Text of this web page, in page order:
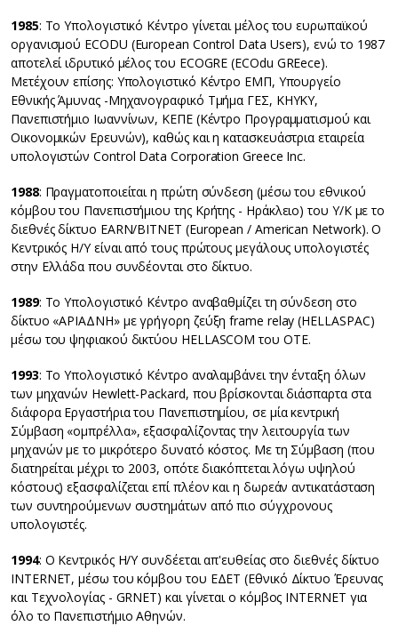
1985: Το Υπολογιστικό Κέντρο γίνεται μέλος του ευρωπαϊκού
οργανισμού ECODU (European Control Data Users), ενώ το 1987
αποτελεί ιδρυτικό μέλος του ECOGRE (ECOdu GREece).
Μετέχουν επίσης: Υπολογιστικό Κέντρο ΕΜΠ, Υπουργείο
Εθνικής Άμυνας -Μηχανογραφικό Τμήμα ΓΕΣ, ΚΗΥΚΥ,
Πανεπιστήμιο Ιωαννίνων, ΚΕΠΕ (Κέντρο Προγραμματισμού και
Οικονομικών Ερευνών), καθώς και η κατασκευάστρια εταιρεία
υπολογιστών Control Data Corporation Greece Inc.
1988: Πραγματοποιείται η πρώτη σύνδεση (μέσω του εθνικού
κόμβου του Πανεπιστήμιου της Κρήτης - Ηράκλειο) του Υ/Κ με το
διεθνές δίκτυο EARN/BITNET (European / American Network). Ο
Κεντρικός Η/Υ είναι από τους πρώτους μεγάλους υπολογιστές
στην Ελλάδα που συνδέονται στο δίκτυο.
1989: Το Υπολογιστικό Κέντρο αναβαθμίζει τη σύνδεση στο
δίκτυο «ΑΡΙΑΔΝΗ» με γρήγορη ζεύξη frame relay (HELLASPAC)
μέσω του ψηφιακού δικτύου HELLASCOM του ΟΤΕ.
1993: Το Υπολογιστικό Κέντρο αναλαμβάνει την ένταξη όλων
των μηχανών Hewlett-Packard, που βρίσκονται διάσπαρτα στα
διάφορα Εργαστήρια του Πανεπιστημίου, σε μία κεντρική
Σύμβαση «ομπρέλλα», εξασφαλίζοντας την λειτουργία των
μηχανών με το μικρότερο δυνατό κόστος. Με τη Σύμβαση (που
διατηρείται μέχρι το 2003, οπότε διακόπτεται λόγω υψηλού
κόστους) εξασφαλίζεται επί πλέον και η δωρεάν αντικατάσταση
των συντηρούμενων συστημάτων από πιο σύγχρονους
υπολογιστές.
1994: Ο Κεντρικός Η/Υ συνδέεται απ'ευθείας στο διεθνές δίκτυο
INTERNET, μέσω του κόμβου του ΕΔΕΤ (Εθνικό Δίκτυο Έρευνας
και Τεχνολογίας - GRNET) και γίνεται ο κόμβος INTERNET για
όλο το Πανεπιστήμιο Αθηνών.